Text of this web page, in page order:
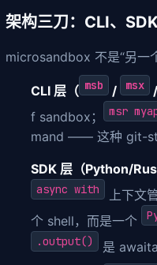
架构三刀：CLI、
microsandbox 不是“另一
CLI 层（ msb / msx /
f sandbox；
msr
mand —— 这种 git-
SDK 层（Python/
async with
上下文
个 shell，而是一个
.output() 是